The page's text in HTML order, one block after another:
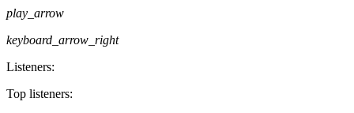
play_arrow
keyboard_arrow_right
Listeners:
Top listeners: